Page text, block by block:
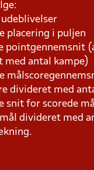
placering i puljen
pointgennemsnit
med antal kampe)
divideret med
snit for scorede
divideret med